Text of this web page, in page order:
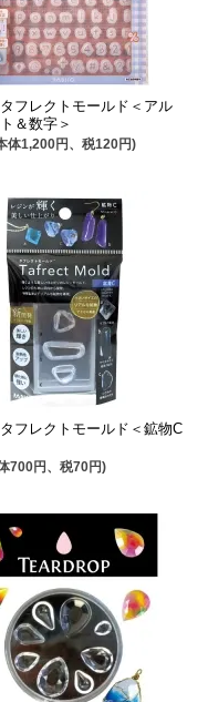
フレクトモールド＜アル
＆数字＞
体1,200円、税120円)
フレクトモールド＜鉱物C
700円、税70円)